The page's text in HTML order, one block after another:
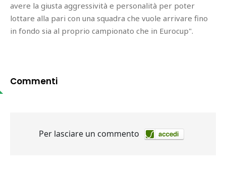
avere la giusta aggressività e personalità per poter
lottare alla pari con una squadra che vuole arrivare fino
in fondo sia al proprio campionato che in Eurocup".
Commenti